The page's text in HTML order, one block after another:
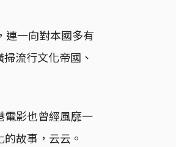
連一向對本國多有
流行文化帝國、
電影也曾經風靡一
故事，云云。